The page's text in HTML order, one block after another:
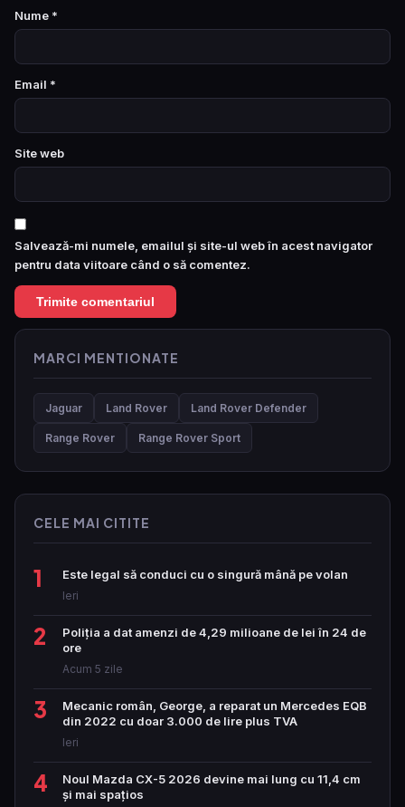
Nume *
Email *
Site web
Salvează-mi numele, emailul și site-ul web în acest navigator
pentru data viitoare când o să comentez.
MARCI MENTIONATE
Jaguar Land Rover Land Rover Defender
Range Rover Range Rover Sport
CELE MAI CITITE
1 Este legal să conduci cu o singură mână pe volan
Ieri
2
Poliția a dat amenzi de 4,29 milioane de lei în 24 de
ore
Acum 5 zile
3
Mecanic român, George, a reparat un Mercedes EQB
din 2022 cu doar 3.000 de lire plus TVA
Ieri
4
Noul Mazda CX-5 2026 devine mai lung cu 11,4 cm
și mai spațios